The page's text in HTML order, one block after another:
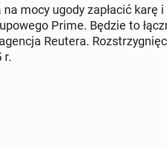
mocy ugody za­pła­cić
Prime. Będzie to
Reutera.
r.